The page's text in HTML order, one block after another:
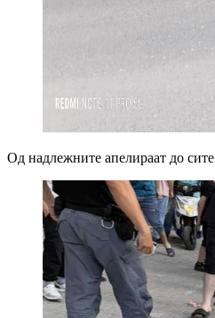
Од надлежните апелираат до